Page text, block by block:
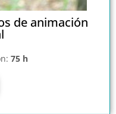
de animación
75 h